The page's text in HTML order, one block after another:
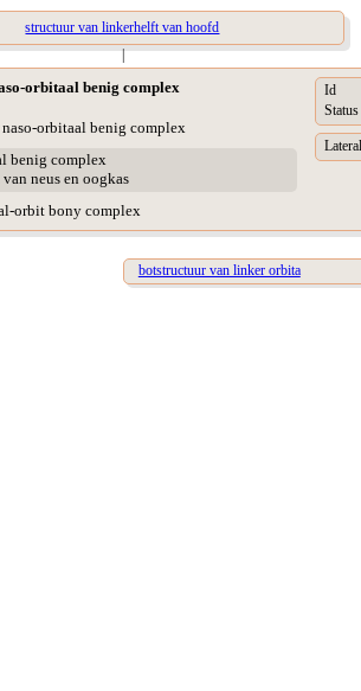
structuur van linkerhelft van hoofd
|
orbitaal benig complex
orbitaal benig complex
benig complex
neus en oogkas
orbit bony complex
Id
Status
botstructuur van linker orbita